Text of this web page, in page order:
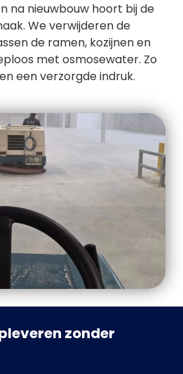
na nieuwbouw hoort bij de
We verwijderen de
de ramen, kozijnen en
met osmosewater. Zo
een verzorgde indruk.
zonder